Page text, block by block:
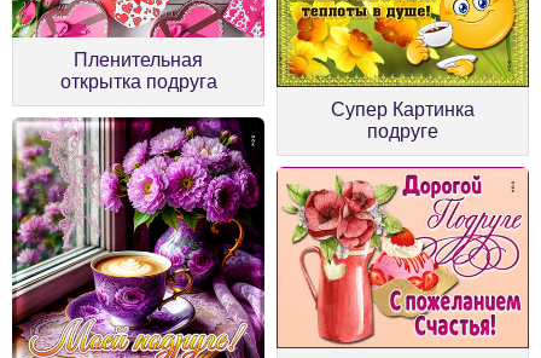
Пленительная
открытка подруга
Супер Картинка
подруге